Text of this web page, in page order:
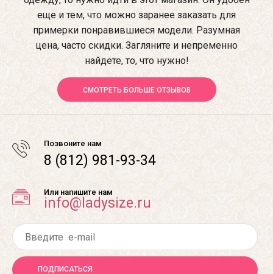
еще и тем, что можно заранее заказать для
примерки понравившиеся модели. Разумная
цена, часто скидки. Загляните и непременно
найдете, то, что нужно!
СМОТРЕТЬ БОЛЬШЕ ОТЗЫВОВ
Позвоните нам
8 (812) 981-93-34
Или напишите нам
info@ladysize.ru
ПОДПИСАТЬСЯ